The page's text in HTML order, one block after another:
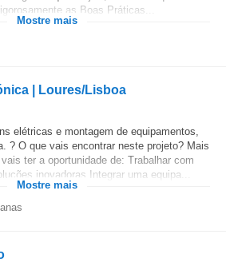
as Boas Práticas...
Mostre mais
| Loures/Lisboa
elétricas e montagem de equipamentos,
? O que vais encontrar neste projeto? Mais
ter a oportunidade de: Trabalhar com
inovadoras Integrar uma equipa...
Mostre mais